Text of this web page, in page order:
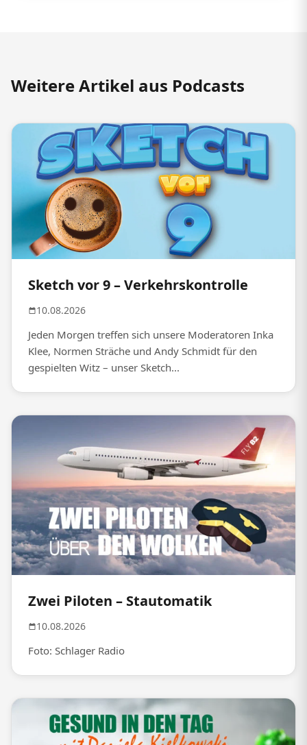
Weitere Artikel aus Podcasts
Sketch vor 9 – Verkehrskontrolle
10.08.2026
Jeden Morgen treffen sich unsere Moderatoren Inka
Klee, Normen Sträche und Andy Schmidt für den
gespielten Witz – unser Sketch...
Zwei Piloten – Stautomatik
10.08.2026
Foto: Schlager Radio